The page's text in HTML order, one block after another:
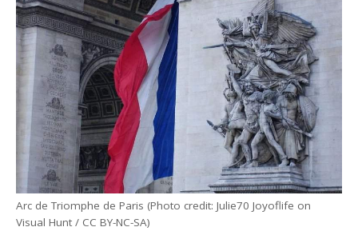
Arc de Triomphe de Paris (Photo credit: Julie70 Joyoflife on
Visual Hunt / CC BY-NC-SA)